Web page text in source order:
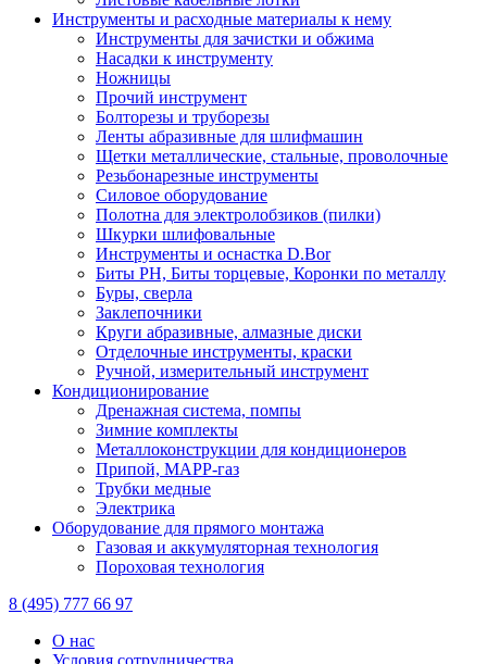
Инструменты и расходные материалы к нему
Инструменты для зачистки и обжима
Насадки к инструменту
Ножницы
Прочий инструмент
Болторезы и труборезы
Ленты абразивные для шлифмашин
Щетки металлические, стальные, проволочные
Резьбонарезные инструменты
Силовое оборудование
Полотна для электролобзиков (пилки)
Шкурки шлифовальные
Инструменты и оснастка D.Bor
Биты PH, Биты торцевые, Коронки по металлу
Буры, сверла
Заклепочники
Круги абразивные, алмазные диски
Отделочные инструменты, краски
Ручной, измерительный инструмент
Кондиционирование
Дренажная система, помпы
Зимние комплекты
Металлоконструкции для кондиционеров
Припой, МАРР-газ
Трубки медные
Электрика
Оборудование для прямого монтажа
Газовая и аккумуляторная технология
Пороховая технология
8 (495) 777 66 97
О нас
Условия сотрудничества